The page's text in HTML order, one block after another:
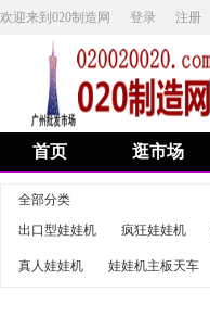
欢迎来到020制造网 登录 注册
首页 逛市场
全部分类
出口型娃娃机
疯狂娃娃机
真人娃娃机 娃娃机主板天车